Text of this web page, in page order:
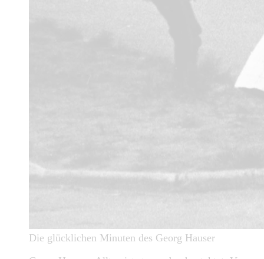
Die glücklichen Minuten des Georg Hauser